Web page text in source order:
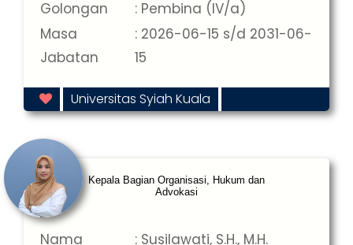
Golongan
: Pembina (IV/a)
Masa
Jabatan
: 2026-06-15 s/d 2031-06-
15
Universitas Syiah Kuala
Kepala Bagian Organisasi, Hukum dan
Advokasi
Nama
: Susilawati, S.H., M.H.